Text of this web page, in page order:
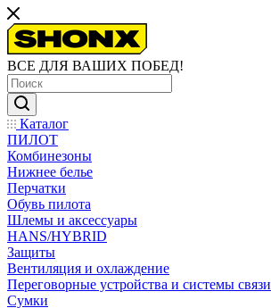
ВСЕ ДЛЯ ВАШИХ ПОБЕД!
Каталог
ПИЛОТ
Комбинезоны
Нижнее белье
Перчатки
Обувь пилота
Шлемы и аксессуары
HANS/HYBRID
Защиты
Вентиляция и охлаждение
Переговорные устройства и системы связи
Сумки